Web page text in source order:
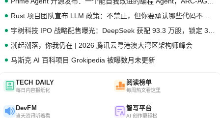
潮起潮落，你我仍在 | 2026 腾讯云粤港澳大湾区架构师峰会
马斯克 AI 百科项目 Grokipedia 被曝数月未更新
TECH DAILY
每日内容报纸化
阅读榜单
每周热文看这里
DevFM
当天资讯听着看
智写平台
AI 创作更轻松